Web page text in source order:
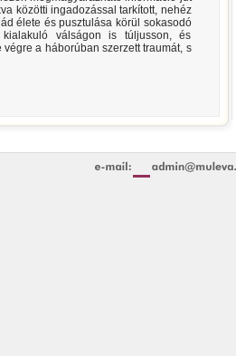
közötti ingadozással tarkított, nehéz
élete és pusztulása körül sokasodó
válságon is túljusson, és
a háborúban szerzett traumát, s